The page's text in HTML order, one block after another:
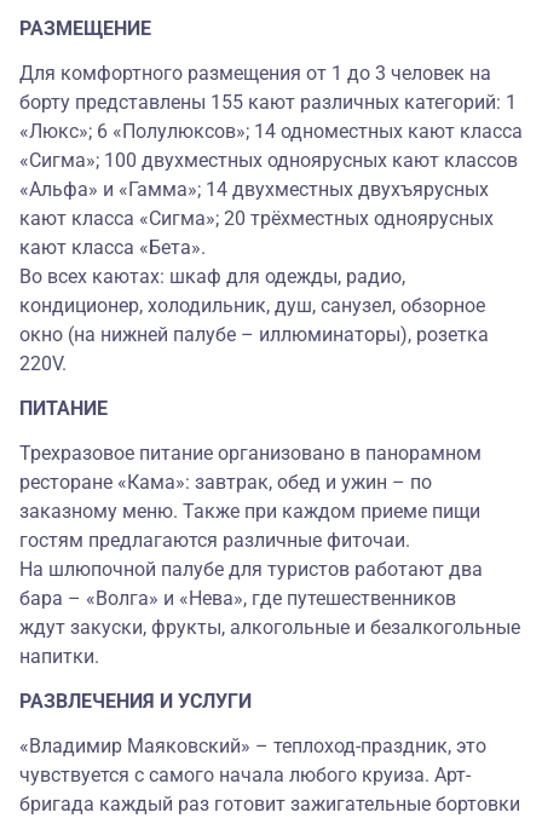
РАЗМЕЩЕНИЕ
Для комфортного размещения от 1 до 3 человек на
борту представлены 155 кают различных категорий: 1
«Люкс»; 6 «Полулюксов»; 14 одноместных кают класса
«Сигма»; 100 двухместных одноярусных кают классов
«Альфа» и «Гамма»; 14 двухместных двухъярусных
кают класса «Сигма»; 20 трёхместных одноярусных
кают класса «Бета».
Во всех каютах: шкаф для одежды, радио,
кондиционер, холодильник, душ, санузел, обзорное
окно (на нижней палубе – иллюминаторы), розетка
220V.
ПИТАНИЕ
Трехразовое питание организовано в панорамном
ресторане «Кама»: завтрак, обед и ужин – по
заказному меню. Также при каждом приеме пищи
гостям предлагаются различные фиточаи.
На шлюпочной палубе для туристов работают два
бара – «Волга» и «Нева», где путешественников
ждут закуски, фрукты, алкогольные и безалкогольные
напитки.
РАЗВЛЕЧЕНИЯ И УСЛУГИ
«Владимир Маяковский» – теплоход-праздник, это
чувствуется с самого начала любого круиза. Арт-
бригада каждый раз готовит зажигательные бортовки